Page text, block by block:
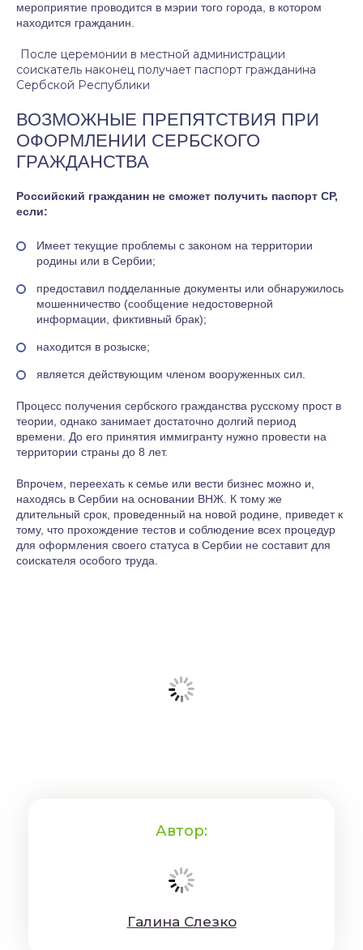
мероприятие проводится в мэрии того города, в котором
находится гражданин.
После церемонии в местной администрации
соискатель наконец получает паспорт гражданина
Сербской Республики
ВОЗМОЖНЫЕ ПРЕПЯТСТВИЯ ПРИ
ОФОРМЛЕНИИ СЕРБСКОГО
ГРАЖДАНСТВА
Российский гражданин не сможет получить паспорт СР,
если:
Имеет текущие проблемы с законом на территории
родины или в Сербии;
предоставил подделанные документы или обнаружилось
мошенничество (сообщение недостоверной
информации, фиктивный брак);
находится в розыске;
является действующим членом вооруженных сил.
Процесс получения сербского гражданства русскому прост в
теории, однако занимает достаточно долгий период
времени. До его принятия иммигранту нужно провести на
территории страны до 8 лет.
Впрочем, переехать к семье или вести бизнес можно и,
находясь в Сербии на основании ВНЖ. К тому же
длительный срок, проведенный на новой родине, приведет к
тому, что прохождение тестов и соблюдение всех процедур
для оформления своего статуса в Сербии не составит для
соискателя особого труда.
Автор:
Гaлинa Cлeзкo